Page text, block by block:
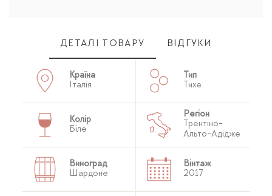
ДЕТАЛІ ТОВАРУ ВІДГУКИ
Країна
Італія
Тип
Тихе
Колір
Біле
Регіон
Трентіно-
Альто-Адідже
Виноград
Шардоне
Вінтаж
2017